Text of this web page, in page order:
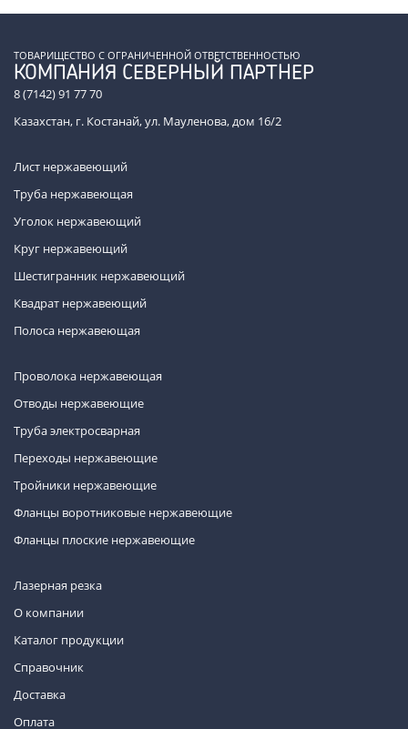
ТОВАРИЩЕСТВО С ОГРАНИЧЕННОЙ ОТВЕТСТВЕННОСТЬЮ
КОМПАНИЯ СЕВЕРНЫЙ ПАРТНЕР
8 (7142) 91 77 70
Казахстан, г. Костанай, ул. Мауленова, дом 16/2
Лист нержавеющий
Труба нержавеющая
Уголок нержавеющий
Круг нержавеющий
Шестигранник нержавеющий
Квадрат нержавеющий
Полоса нержавеющая
Проволока нержавеющая
Отводы нержавеющие
Труба электросварная
Переходы нержавеющие
Тройники нержавеющие
Фланцы воротниковые нержавеющие
Фланцы плоские нержавеющие
Лазерная резка
О компании
Каталог продукции
Справочник
Доставка
Оплата